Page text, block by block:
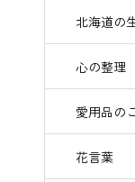
北海道の
心の整理
愛用品の
花言葉